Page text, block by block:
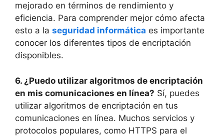
mejorado en términos de rendimiento y
eficiencia. Para comprender mejor cómo afecta
esto a la seguridad informática es importante
conocer los diferentes tipos de encriptación
disponibles.
6. ¿Puedo utilizar algoritmos de encriptación
en mis comunicaciones en línea? Sí, puedes
utilizar algoritmos de encriptación en tus
comunicaciones en línea. Muchos servicios y
protocolos populares, como HTTPS para el